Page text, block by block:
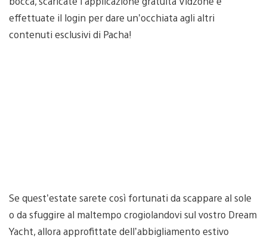
effettuate il login per dare un’occhiata agli altri
contenuti esclusivi di Pacha!
Se quest’estate sarete così fortunati da scappare al sole
o da sfuggire al maltempo crogiolandovi sul vostro Dream
Yacht, allora approfittate dell’abbigliamento estivo